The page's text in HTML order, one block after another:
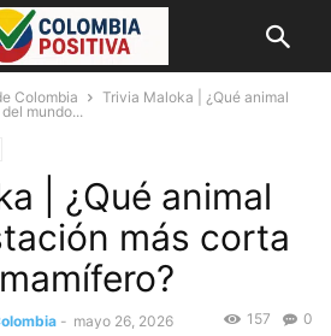
Colombia
Trivia Maloka | ¿Qué animal
mundo...
| ¿Qué animal
más corta
- mayo 26, 2026 0
157